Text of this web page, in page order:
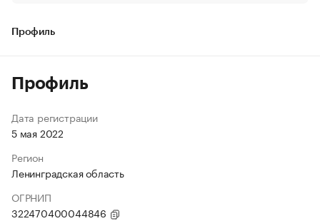
Профиль
Профиль
Дата регистрации
5 мая 2022
Регион
Ленинградская область
ОГРНИП
322470400044846